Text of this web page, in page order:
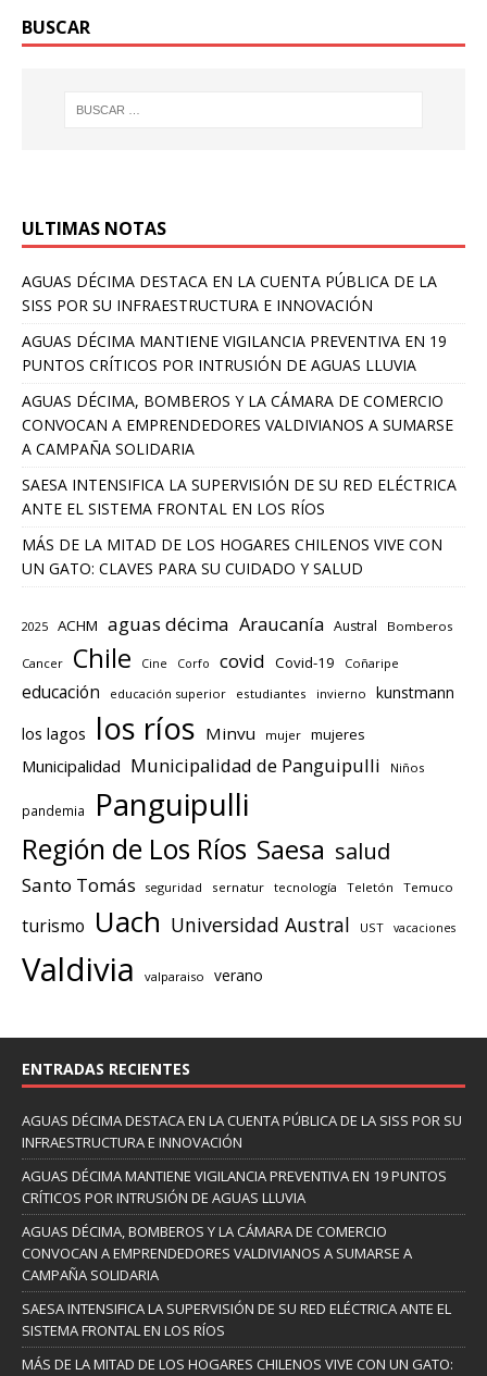
BUSCAR
ULTIMAS NOTAS
AGUAS DÉCIMA DESTACA EN LA CUENTA PÚBLICA DE LA
SISS POR SU INFRAESTRUCTURA E INNOVACIÓN
AGUAS DÉCIMA MANTIENE VIGILANCIA PREVENTIVA EN 19
PUNTOS CRÍTICOS POR INTRUSIÓN DE AGUAS LLUVIA
AGUAS DÉCIMA, BOMBEROS Y LA CÁMARA DE COMERCIO
CONVOCAN A EMPRENDEDORES VALDIVIANOS A SUMARSE
A CAMPAÑA SOLIDARIA
SAESA INTENSIFICA LA SUPERVISIÓN DE SU RED ELÉCTRICA
ANTE EL SISTEMA FRONTAL EN LOS RÍOS
MÁS DE LA MITAD DE LOS HOGARES CHILENOS VIVE CON
UN GATO: CLAVES PARA SU CUIDADO Y SALUD
2025 ACHM aguas décima Araucanía Austral Bomberos
Cancer Chile Cine Corfo covid Covid-19 Coñaripe
educación educación superior estudiantes invierno kunstmann
los lagos los ríos Minvu mujer mujeres
Municipalidad Municipalidad de Panguipulli Niños
pandemia Panguipulli
Región de Los Ríos Saesa salud
Santo Tomás seguridad sernatur tecnología Teletón Temuco
turismo Uach Universidad Austral UST vacaciones
Valdivia valparaiso verano
ENTRADAS RECIENTES
AGUAS DÉCIMA DESTACA EN LA CUENTA PÚBLICA DE LA SISS POR SU
INFRAESTRUCTURA E INNOVACIÓN
AGUAS DÉCIMA MANTIENE VIGILANCIA PREVENTIVA EN 19 PUNTOS
CRÍTICOS POR INTRUSIÓN DE AGUAS LLUVIA
AGUAS DÉCIMA, BOMBEROS Y LA CÁMARA DE COMERCIO
CONVOCAN A EMPRENDEDORES VALDIVIANOS A SUMARSE A
CAMPAÑA SOLIDARIA
SAESA INTENSIFICA LA SUPERVISIÓN DE SU RED ELÉCTRICA ANTE EL
SISTEMA FRONTAL EN LOS RÍOS
MÁS DE LA MITAD DE LOS HOGARES CHILENOS VIVE CON UN GATO: